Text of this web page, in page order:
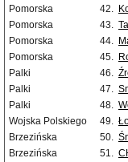
Pomorska
42.
Pomorska
43.
Pomorska
44.
Pomorska
45.
Palki
46.
Palki
47.
Palki
48.
Wojska Polskiego
49.
Brzezińska
50.
Brzezińska
51.